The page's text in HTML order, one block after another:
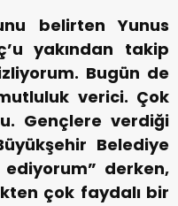
belirten Yunus
yakından takip
Bugün de
verici. Çok
Gençlere verdiği
Belediye
ediyorum” derken,
çok faydalı bir